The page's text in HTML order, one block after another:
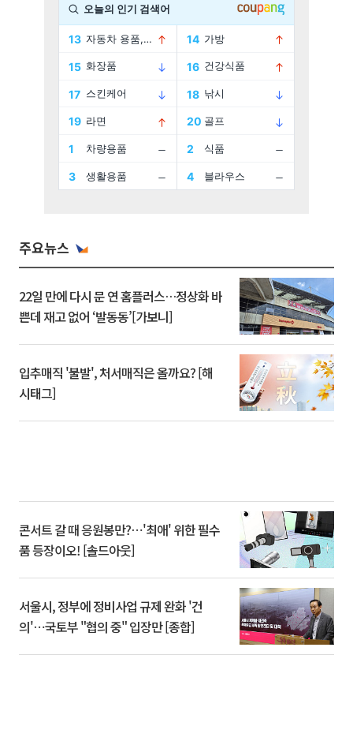
주요뉴스
22일 만에 다시 문 연 홈플러스…정상화 바
쁜데 재고 없어 ‘발동동’[가보니]
입추매직 '불발', 처서매직은 올까요? [해
시태그]
콘서트 갈 때 응원봉만?⋯'최애' 위한 필수
품 등장이오! [솔드아웃]
서울시, 정부에 정비사업 규제 완화 '건
의'⋯국토부 "협의 중" 입장만 [종합]